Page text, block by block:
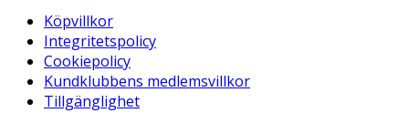
Köpvillkor
Integritetspolicy
Cookiepolicy
Kundklubbens medlemsvillkor
Tillgänglighet